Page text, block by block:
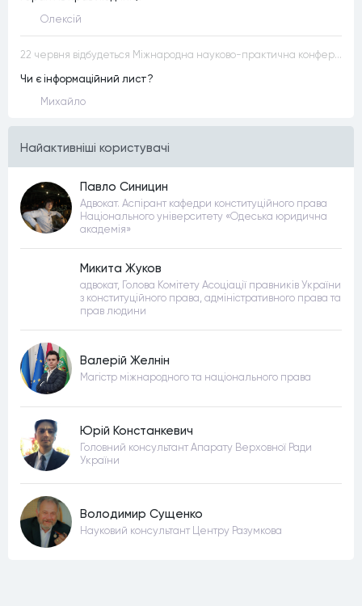
Олексій
22 червня відбудеться Міжнародна науково-практична конференція “Конституційна демократія в умовах загроз територіальній цілісності та національній безпеці”
Чи є інформаційний лист?
Михайло
Найактивнiшi користувачi
Павло Синицин
Адвокат. Аспірант кафедри конституційного права
Національного університету «Одеська юридична
академія»
Микита Жуков
адвокат, Голова Комітету Асоціації правників України
з конституційного права, адміністративного права та
прав людини
Валерій Желнін
Магістр міжнародного та національного права
Юрій Констанкевич
Головний консультант Апарату Верховної Ради
України
Володимир Сущенко
Науковий консультант Центру Разумкова